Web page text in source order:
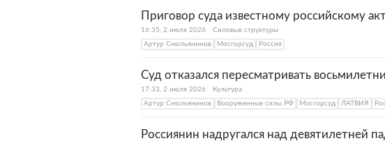
Приговор суда известному российскому
16:35, 2 июля 2026
Силовые структуры
Артур Смольянинов
Мосгорсуд Россия
Суд отказался пересматривать
17:33, 2 июля 2026
Культура
Артур Смольянинов
Вооруженные силы РФ Мосгорсуд ЛАТВИЯ
Россиянин надругался над девятилетней